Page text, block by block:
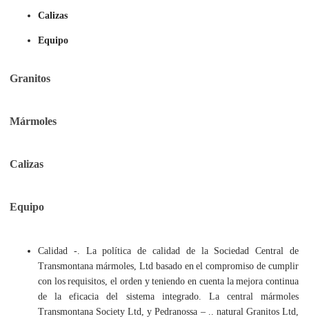
Calizas
Equipo
Granitos
Mármoles
Calizas
Equipo
Calidad -. La política de calidad de la Sociedad Central de
Transmontana mármoles, Ltd basado en el compromiso de cumplir
con los requisitos, el orden y teniendo en cuenta la mejora continua
de la eficacia del sistema integrado. La central mármoles
Transmontana Society Ltd, y Pedranossa – .. natural Granitos Ltd,